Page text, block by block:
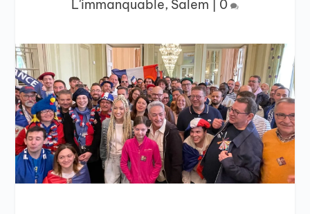
L'immanquable, Salem 0